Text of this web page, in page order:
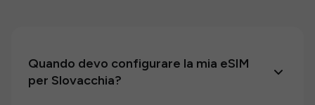
Quando devo configurare la mia eSIM
per Slovacchia?